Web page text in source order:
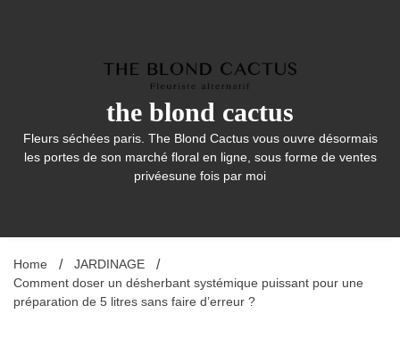
the blond cactus
Fleurs séchées paris. The Blond Cactus vous ouvre désormais
les portes de son marché floral en ligne, sous forme de ventes
privéesune fois par moi
Home
JARDINAGE
Comment doser un désherbant systémique puissant pour une
préparation de 5 litres sans faire d’erreur ?